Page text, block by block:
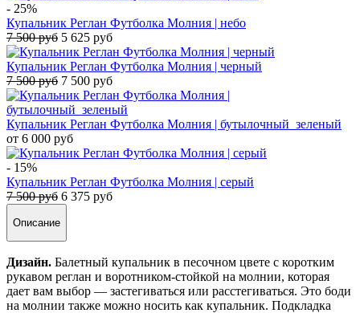
- 25%
Купальник Реглан Футболка Молния | небо
7 500 руб 5 625 руб
Купальник Реглан Футболка Молния | черный
7 500 руб 7 500 руб
Купальник Реглан Футболка Молния | бутылочный_зеленый
от 6 000 руб
- 15%
Купальник Реглан Футболка Молния | серый
7 500 руб 6 375 руб
Описание
Дизайн. Балетный купальник в песочном цвете с коротким
рукавом реглан и воротником-стойкой на молнии, которая
дает вам выбор — застегиваться или расстегиваться. Это боди
на молнии также можно носить как купальник. Подкладка